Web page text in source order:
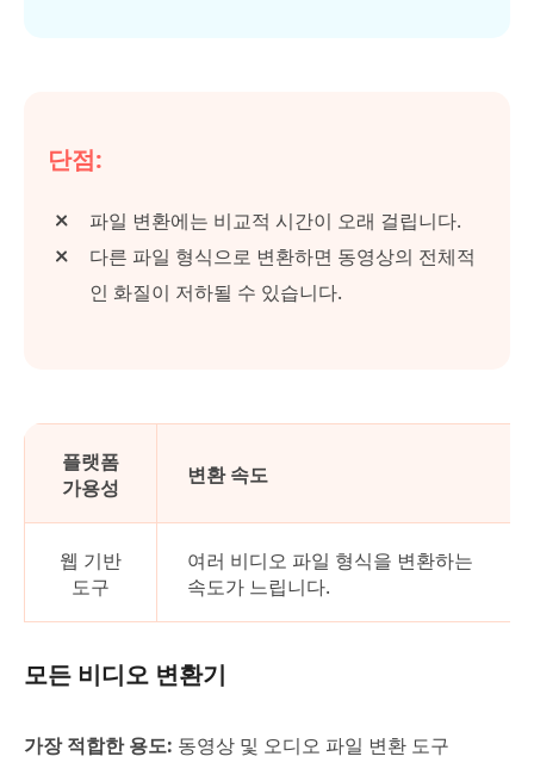
단점:
파일 변환에는 비교적 시간이 오래 걸립니다.
다른 파일 형식으로 변환하면 동영상의 전체적
인 화질이 저하될 수 있습니다.
플랫폼
가용성
변환 속도
웹 기반
도구
여러 비디오 파일 형식을 변환하는
속도가 느립니다.
모든 비디오 변환기
가장 적합한 용도: 동영상 및 오디오 파일 변환 도구